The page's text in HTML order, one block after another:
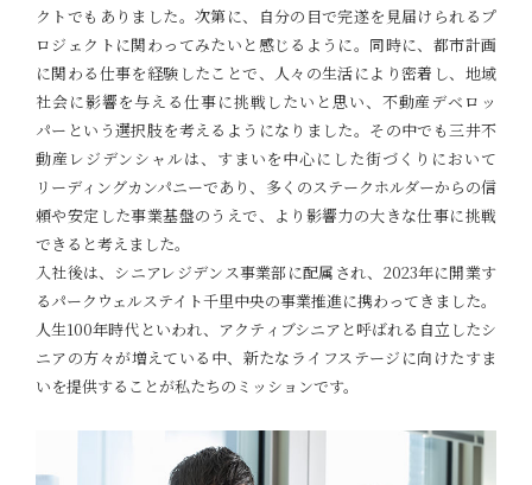
クトでもありました。次第に、自分の目で完遂を見届けられるプ
ロジェクトに関わってみたいと感じるように。同時に、都市計画
に関わる仕事を経験したことで、人々の生活により密着し、地域
社会に影響を与える仕事に挑戦したいと思い、不動産デベロッ
パーという選択肢を考えるようになりました。その中でも三井不
動産レジデンシャルは、すまいを中心にした街づくりにおいて
リーディングカンパニーであり、多くのステークホルダーからの信
頼や安定した事業基盤のうえで、より影響力の大きな仕事に挑戦
できると考えました。
入社後は、シニアレジデンス事業部に配属され、2023年に開業す
るパークウェルステイト千里中央の事業推進に携わってきました。
人生100年時代といわれ、アクティブシニアと呼ばれる自立したシ
ニアの方々が増えている中、新たなライフステージに向けたすま
いを提供することが私たちのミッションです。